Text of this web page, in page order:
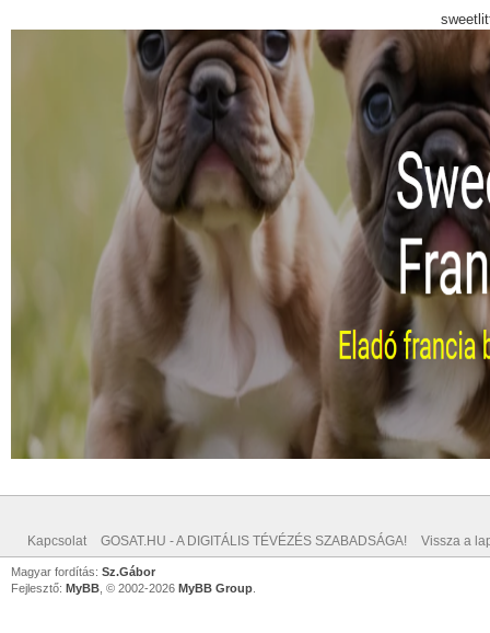
Kapcsolat GOSAT.HU - A DIGITÁLIS TÉVÉZÉS SZABADSÁGA! Vissza a
Magyar fordítás: Sz.Gábor
Fejlesztő: MyBB , © 2002-2026 MyBB Group